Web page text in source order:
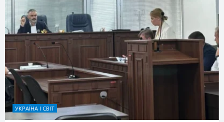
УКРАЇНА І СВІТ